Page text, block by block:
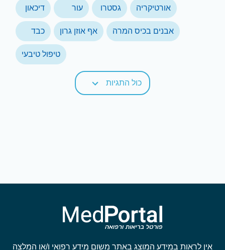
אורטיקריה גסטרו עור דיכאון
אבנים בכיס המרה אף אוזן גרון כבד
טיפול טיבעי
כול התגיות
אין לראות במידע המוצג באתר משום מידע רפואי ו/או המלצה